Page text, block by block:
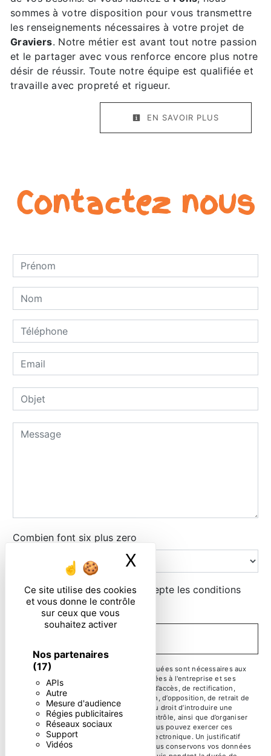
Ce site utilise des cookies
et vous donne le contrôle
sur ceux que vous
souhaitez activer
Nos partenaires
(17)
APIs
Autre
Mesure d'audience
Régies publicitaires
Réseaux sociaux
Support
Vidéos
X Masquer le
sommes à votre disposition pour vous transmettre
les renseignements nécessaires à votre projet de
Graviers. Notre métier est avant tout notre passion
et le partager avec vous renforce encore plus notre
désir de réussir. Toute notre équipe est qualifiée et
travaille avec propreté et rigueur.
EN SAVOIR PLUS
Contactez nous
Combien font six plus zero
En cochant cette case, j'accepte les conditions
particulières ci-dessous **
** Les données personnelles communiquées sont nécessaires aux
fins de vous contacter. Elles sont destinées à l'entreprise et ses
sous-traitants. Vous disposez de droits d’accès, de rectification,
d’effacement, de portabilité, de limitation, d’opposition, de retrait de
votre consentement à tout moment et du droit d’introduire une
réclamation auprès d’une autorité de contrôle, ainsi que d’organiser
le sort de vos données post-mortem. Vous pouvez exercer ces
droits par voie postale ou par courrier électronique. Un justificatif
d'identité pourra vous être demandé. Nous conservons vos données